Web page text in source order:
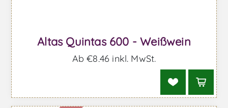
Altas Quintas 600 - Weißwein
Ab €8,46 inkl. MwSt.